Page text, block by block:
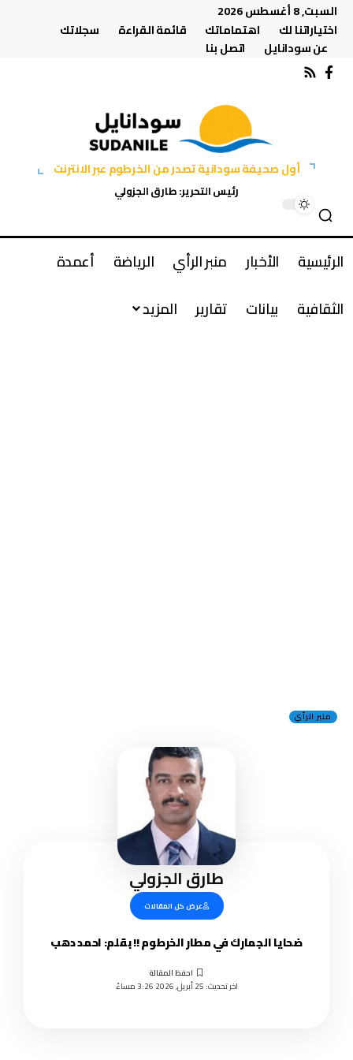
السبت, 8 أغسطس 2026
اختياراتنا لك
اهتماماتك قائمة القراءة
سجلاتك
عن سودانايل
اتصل بنا
أول صحيفة سودانية تصدر من الخرطوم عبر الانترنت
رئيس التحرير: طارق الجزولي
الرئيسية الأخبار منبر الرأي الرياضة
أعمدة
الثقافية
بيانات تقارير المزيد
منبر الرأي
طارق الجزولي
عرض كل المقالات
ضحايا الجمارك في مطار الخرطوم !! بقلم: احمد دهب
اخر تحديث: 25 أبريل, 2026 3:26 مساءً